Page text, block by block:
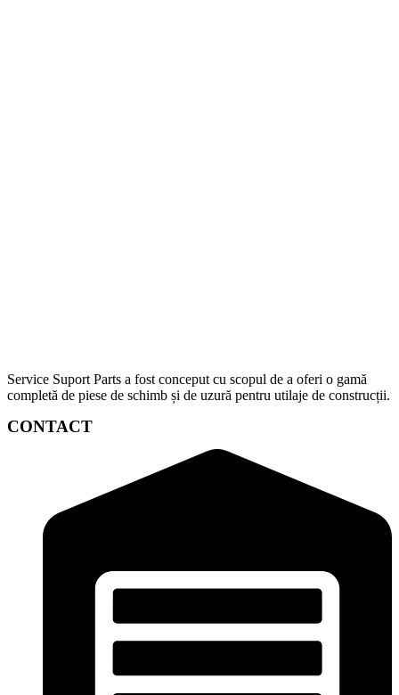
Service Suport Parts a fost conceput cu scopul de a oferi o gamă
completă de piese de schimb și de uzură pentru utilaje de construcții.
CONTACT